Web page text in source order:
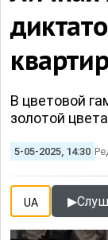
В цветовой
золотой цвета
5-05-2025, 14:30
UA ▶